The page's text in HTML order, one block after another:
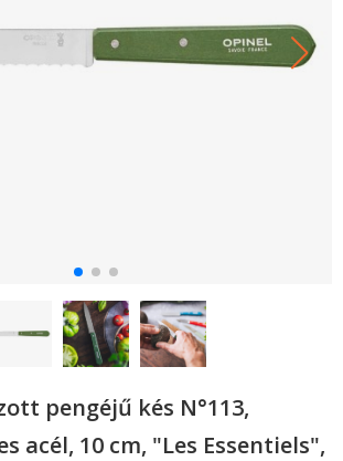
pengéjű kés N°113,
acél, 10 cm, "Les Essentiels",